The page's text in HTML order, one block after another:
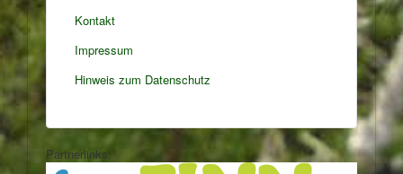
Kontakt
Impressum
Hinweis zum Datenschutz
Partnerlinks: